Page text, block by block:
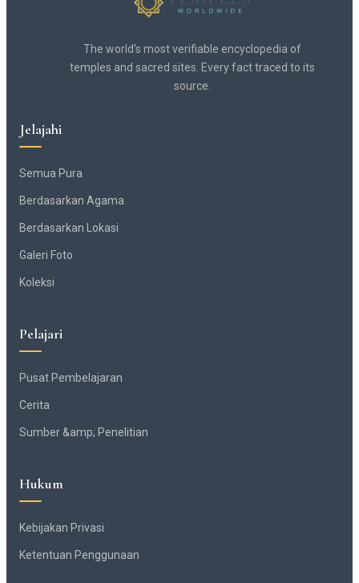
The world's most verifiable encyclopedia of
temples and sacred sites. Every fact traced to its
source.
Jelajahi
Semua Pura
Berdasarkan Agama
Berdasarkan Lokasi
Galeri Foto
Koleksi
Pelajari
Pusat Pembelajaran
Cerita
Sumber &amp; Penelitian
Hukum
Kebijakan Privasi
Ketentuan Penggunaan